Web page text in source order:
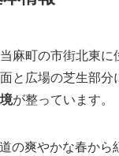
麻町の市街北東
と広場の芝生部
が整っています。
の爽やかな春か